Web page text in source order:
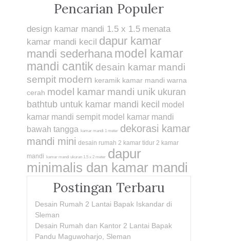
Pencarian Populer
design kamar mandi 1.5 x 1.5 menata
kamar mandi kecil dapur kamar
mandi sederhana model kamar
mandi cantik desain kamar mandi
sempit modern keramik kamar mandi warna
cerah model kamar mandi unik ukuran
bathtub untuk kamar mandi kecil model
kamar mandi sempit model kamar mandi
bawah tangga
kamar mandi 1 meter
dekorasi kamar
mandi mini desain rumah 2 kamar tidur 2 kamar
mandi
kamar mandi ukuran 1.5 x 2 meter
dapur
minimalis dan kamar mandi
Postingan Terbaru
Desain Rumah 2 Lantai Bapak Iskandar di
Sleman
Desain Rumah dan Kantor 2 Lantai Bapak
Pandu Maguwoharjo, Sleman